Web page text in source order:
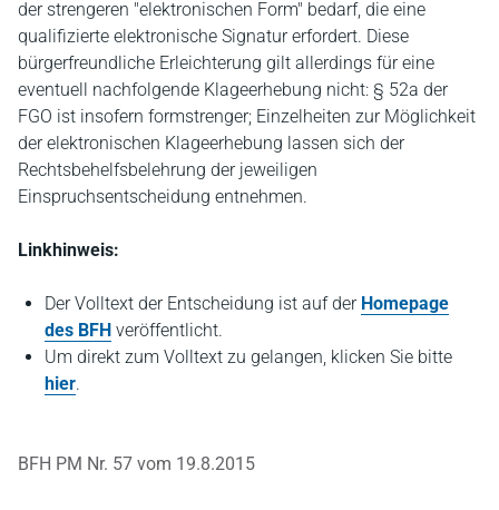
der strengeren "elektronischen Form" bedarf, die eine
qualifizierte elektronische Signatur erfordert. Diese
bürgerfreundliche Erleichterung gilt allerdings für eine
eventuell nachfolgende Klageerhebung nicht: § 52a der
FGO ist insofern formstrenger; Einzelheiten zur Möglichkeit
der elektronischen Klageerhebung lassen sich der
Rechtsbehelfsbelehrung der jeweiligen
Einspruchsentscheidung entnehmen.
Linkhinweis:
Der Volltext der Entscheidung ist auf der Homepage
des BFH veröffentlicht.
Um direkt zum Volltext zu gelangen, klicken Sie bitte
hier.
BFH PM Nr. 57 vom 19.8.2015